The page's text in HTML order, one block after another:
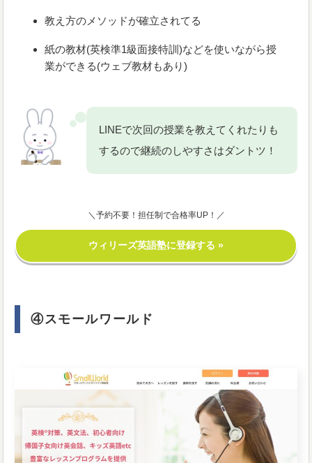
教え方のメソッドが確立されてる
紙の教材(英検準1級面接特訓)などを使いながら授
業ができる(ウェブ教材もあり)
LINEで次回の授業を教えてくれたりも
するので継続のしやすさはダントツ！
＼予約不要！担任制で合格率UP！／
ウィリーズ英語塾に登録する »
④スモールワールド